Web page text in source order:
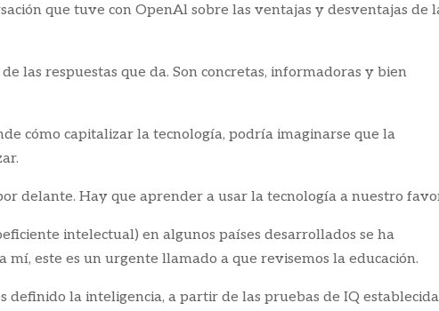
que tuve con OpenAl sobre las ventajas y desventajas de
las respuestas que da. Son concretas, informadoras y bien
cómo capitalizar la tecnología, podría imaginarse que la
delante. Hay que aprender a usar la tecnología a nuestro
intelectual) en algunos países desarrollados se ha
mí, este es un urgente llamado a que revisemos la educación.
definido la inteligencia, a partir de las pruebas de IQ